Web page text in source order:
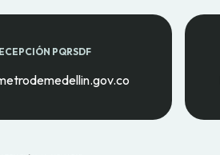
PQRSDF